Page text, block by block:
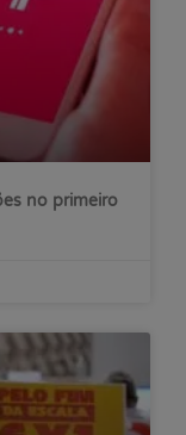
no primeiro